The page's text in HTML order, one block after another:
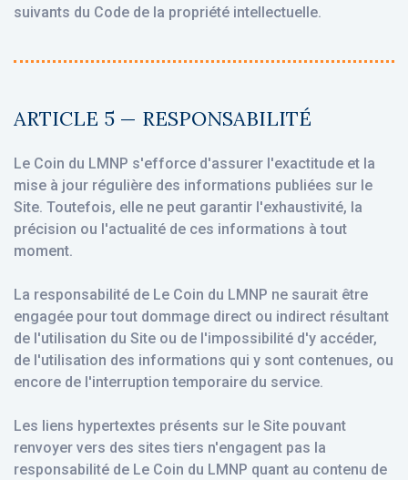
suivants du Code de la propriété intellectuelle.
ARTICLE 5 — RESPONSABILITÉ
Le Coin du LMNP s'efforce d'assurer l'exactitude et la
mise à jour régulière des informations publiées sur le
Site. Toutefois, elle ne peut garantir l'exhaustivité, la
précision ou l'actualité de ces informations à tout
moment.
La responsabilité de Le Coin du LMNP ne saurait être
engagée pour tout dommage direct ou indirect résultant
de l'utilisation du Site ou de l'impossibilité d'y accéder,
de l'utilisation des informations qui y sont contenues, ou
encore de l'interruption temporaire du service.
Les liens hypertextes présents sur le Site pouvant
renvoyer vers des sites tiers n'engagent pas la
responsabilité de Le Coin du LMNP quant au contenu de